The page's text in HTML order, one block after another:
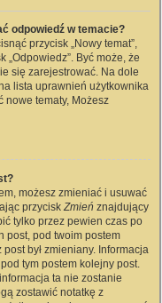
odpowiedź w temacie?
przycisk „Nowy temat”,
Być może, że
się zarejestrować. Na dole
lista uprawnień użytkownika
nowe tematy, Możesz
możesz zmieniać i usuwać
przyciskZmień znajdujący
tylko przez pewien czas po
post, pod twoim postem
był zmieniany. Informacja
tym postem kolejny post.
ta nie zostanie
zostawić notatkę z